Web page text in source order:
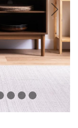
Next